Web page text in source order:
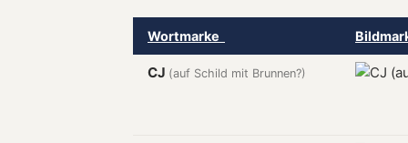
Wortmarke
CJ (auf Schild mit Brunnen?)